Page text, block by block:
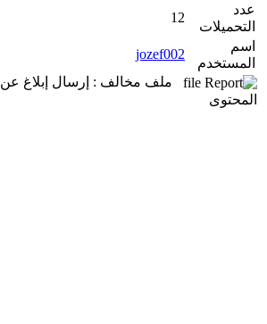
عدد
التحميلات
12
اسم
المستخدم
jozef002
ملف مخالف : إرسال إبلاغ عن
المحتوى